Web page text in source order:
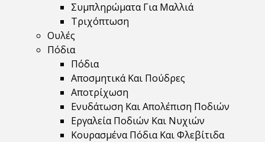
Συμπληρώματα Για Μαλλιά
Τριχόπτωση
Ουλές
Πόδια
Πόδια
Αποσμητικά Και Πούδρες
Αποτρίχωση
Ενυδάτωση Και Απολέπιση Ποδιών
Εργαλεία Ποδιών Και Νυχιών
Κουρασμένα Πόδια Και Φλεβίτιδα